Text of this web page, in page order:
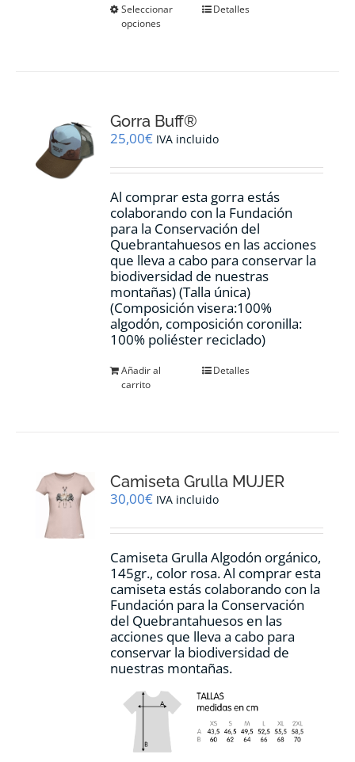
Seleccionar
opciones
Este
pueden
en
página
de
producto
Detalles
Gorra Buff®
25,00€ IVA incluido
Al comprar esta gorra estás
colaborando con la Fundación
para la Conservación del
Quebrantahuesos en las acciones
que lleva a cabo para conservar la
biodiversidad de nuestras
montañas) (Talla única)
(Composición visera:100%
algodón, composición coronilla:
100% poliéster reciclado)
Añadir al
carrito
Detalles
Camiseta Grulla MUJER
30,00€ IVA incluido
Camiseta Grulla Algodón orgánico,
145gr., color rosa. Al comprar esta
camiseta estás colaborando con la
Fundación para la Conservación
del Quebrantahuesos en las
acciones que lleva a cabo para
conservar la biodiversidad de
nuestras montañas.